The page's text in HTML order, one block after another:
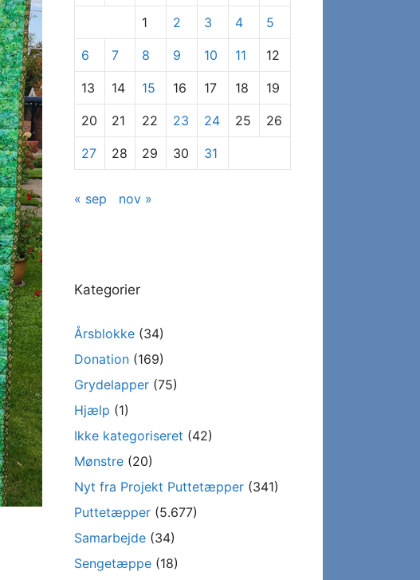
indlæg
1 2 3 4 5
6 7 8 9 10 11 12
13 14 15 16 17 18 19
20 21 22 23 24 25 26
27 28 29 30 31
« sep nov »
Kategorier
Årsblokke (34)
Donation (169)
Grydelapper (75)
Hjælp (1)
Ikke kategoriseret (42)
Mønstre (20)
Nyt fra Projekt Puttetæpper (341)
Puttetæpper (5.677)
Samarbejde (34)
Sengetæppe (18)